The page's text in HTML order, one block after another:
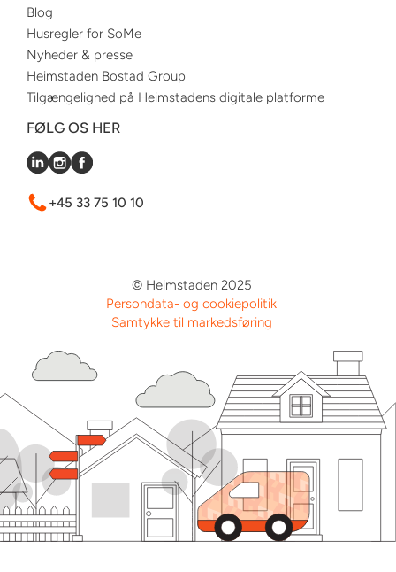
Blog
Husregler for SoMe
Nyheder & presse
Heimstaden Bostad Group
Tilgængelighed på Heimstadens digitale platforme
FØLG OS HER
+45 33 75 10 10
© Heimstaden 2025
Persondata- og cookiepolitik
Samtykke til markedsføring